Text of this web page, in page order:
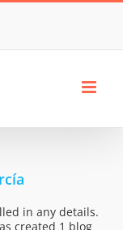
in any details.
created 1 blog